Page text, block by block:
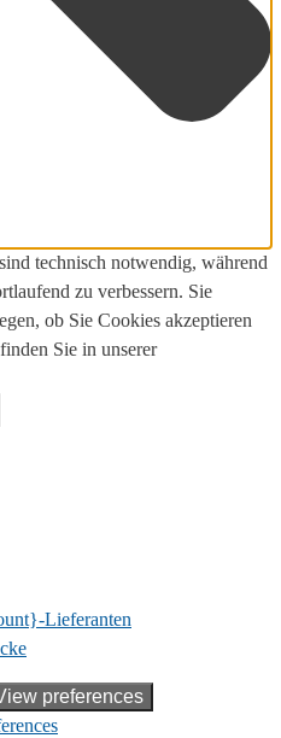
technisch notwendig, während
zu verbessern. Sie
ob Sie Cookies akzeptieren
Sie in unserer
Lieferanten
preferences